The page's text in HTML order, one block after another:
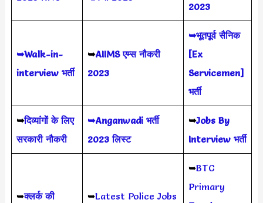
2023
➥Walk-in-
interview भर्ती
➥AIIMS एम्स नौकरी
2023
➥भूतपूर्व सैनिक
[Ex
Servicemen]
भर्ती
➥दिव्यांगों के लिए
सरकारी नौकरी
➥Anganwadi भर्ती
2023 लिस्ट
➥Jobs By
Interview भर्ती
➥क्लर्क की ➥Latest Police Jobs
➥BTC
Primary